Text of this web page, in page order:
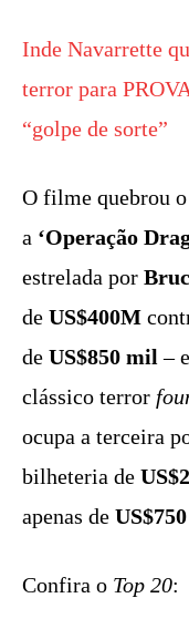
Inde Navarrette
terror para
“golpe de sorte”
O filme quebrou
a ‘Operação
estrelada por
de US$400M
de US$850 mil –
clássico terror
ocupa a terceira
bilheteria de
apenas de
Confira o Top 20: